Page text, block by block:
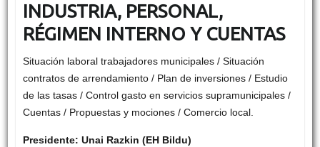
INDUSTRIA, PERSONAL,
RÉGIMEN INTERNO Y CUENTAS
Situación laboral trabajadores municipales / Situación
contratos de arrendamiento / Plan de inversiones / Estudio
de las tasas / Control gasto en servicios supramunicipales /
Cuentas / Propuestas y mociones / Comercio local.
Presidente: Unai Razkin (EH Bildu)